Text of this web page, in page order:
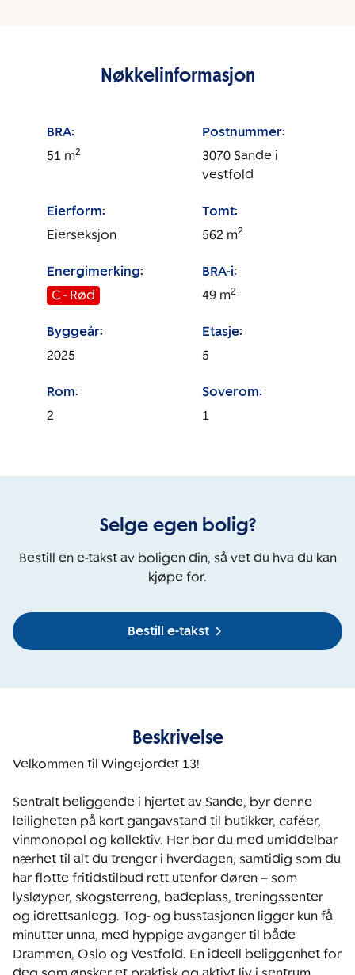
Nøkkelinformasjon
BRA:
51 m2
Postnummer:
3070 Sande i
vestfold
Eierform:
Eierseksjon
Tomt:
562 m2
Energimerking:
C - Rød
BRA-i:
49 m2
Byggeår:
2025
Etasje:
5
Rom:
2
Soverom:
1
Selge egen bolig?
Bestill en e-takst av boligen din, så vet du hva du kan
kjøpe for.
Bestill e-takst
Beskrivelse
Velkommen til Wingejordet 13!
Sentralt beliggende i hjertet av Sande, byr denne
leiligheten på kort gangavstand til butikker, caféer,
vinmonopol og kollektiv. Her bor du med umiddelbar
nærhet til alt du trenger i hverdagen, samtidig som du
har flotte fritidstilbud rett utenfor døren – som
lysløyper, skogsterreng, badeplass, treningssenter
og idrettsanlegg. Tog- og busstasjonen ligger kun få
minutter unna, med hyppige avganger til både
Drammen, Oslo og Vestfold. En ideell beliggenhet for